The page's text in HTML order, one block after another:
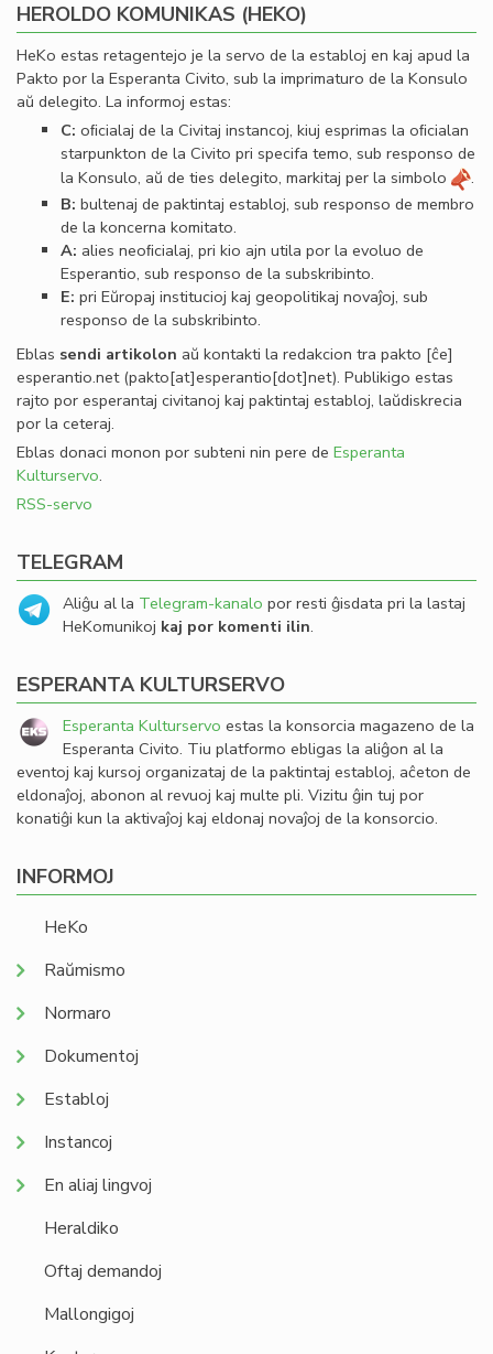
HEROLDO KOMUNIKAS (HEKO)
HeKo estas retagentejo je la servo de la establoj en kaj apud la
Pakto por la Esperanta Civito, sub la imprimaturo de la Konsulo
aŭ delegito. La informoj estas:
C: oﬁcialaj de la Civitaj instancoj, kiuj esprimas la oﬁcialan
starpunkton de la Civito pri specifa temo, sub responso de
la Konsulo, aŭ de ties delegito, markitaj per la simbolo
.
B: bultenaj de paktintaj establoj, sub responso de membro
de la koncerna komitato.
A: alies neoﬁcialaj, pri kio ajn utila por la evoluo de
Esperantio, sub responso de la subskribinto.
E: pri Eŭropaj institucioj kaj geopolitikaj novaĵoj, sub
responso de la subskribinto.
Eblas sendi artikolon aŭ kontakti la redakcion tra pakto [ĉe]
esperantio.net(pakto[at]esperantio[dot]net). Publikigo estas
rajto por esperantaj civitanoj kaj paktintaj establoj, laŭdiskrecia
por la ceteraj.
Eblas donaci monon por subteni nin pere de Esperanta
Kulturservo.
RSS-servo
TELEGRAM
Aliĝu al la Telegram-kanalo por resti ĝisdata pri la lastaj
HeKomunikoj kaj por komenti ilin.
ESPERANTA KULTURSERVO
Esperanta Kulturservo estas la konsorcia magazeno de la
Esperanta Civito. Tiu platformo ebligas la aliĝon al la
eventoj kaj kursoj organizataj de la paktintaj establoj, aĉeton de
eldonaĵoj, abonon al revuoj kaj multe pli. Vizitu ĝin tuj por
konatiĝi kun la aktivaĵoj kaj eldonaj novaĵoj de la konsorcio.
INFORMOJ
HeKo
Raŭmismo
Normaro
Dokumentoj
Establoj
Instancoj
En aliaj lingvoj
Heraldiko
Oftaj demandoj
Mallongigoj